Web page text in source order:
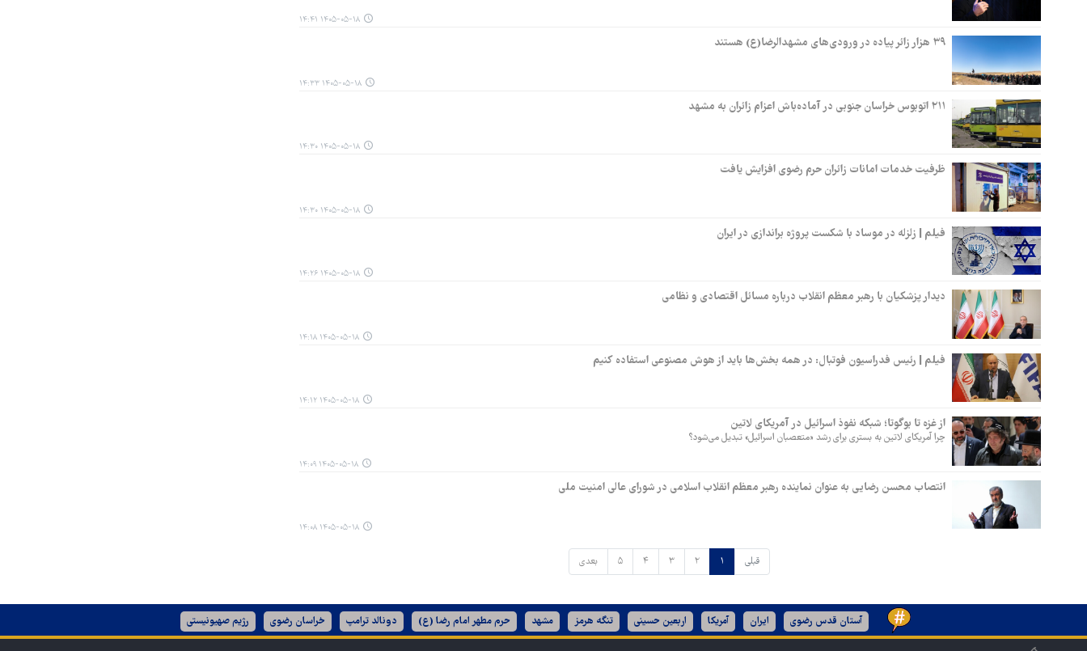
۱۴۰۵-۰۵-۱۸ ۱۴:۴۱
۳۹ هزار زائر پیاده در ورودی‌های مشهدالرضا(ع) هستند
۱۴۰۵-۰۵-۱۸ ۱۴:۳۳
۲۱۱ اتوبوس خراسان جنوبی در آماده‌باش اعزام زائران به مشهد
۱۴۰۵-۰۵-۱۸ ۱۴:۳۰
ظرفیت خدمات امانات زائران حرم رضوی افزایش یافت
۱۴۰۵-۰۵-۱۸ ۱۴:۳۰
فیلم | زلزله در موساد با شکست پروژه براندازی در ایران
۱۴۰۵-۰۵-۱۸ ۱۴:۲۶
دیدار پزشکیان با رهبر معظم انقلاب درباره مسائل اقتصادی و نظامی
۱۴۰۵-۰۵-۱۸ ۱۴:۱۸
فیلم | رئیس فدراسیون فوتبال: در همه بخش‌ها باید از هوش مصنوعی استفاده کنیم
۱۴۰۵-۰۵-۱۸ ۱۴:۱۲
از غزه تا بوگوتا؛ شبکه نفوذ اسرائیل در آمریکای لاتین
چرا آمریکای لاتین به بستری برای رشد «متعصبان اسرائیل» تبدیل می‌شود؟
۱۴۰۵-۰۵-۱۸ ۱۴:۰۹
انتصاب محسن رضایی به عنوان نماینده رهبر معظم انقلاب اسلامی در شورای عالی امنیت ملی
۱۴۰۵-۰۵-۱۸ ۱۴:۰۸
قبلی ۱ ۲ ۳ ۴ ۵ بعدی
آستان قدس رضوی ایران آمریکا اربعین حسینی تنگه هرمز مشهد حرم مطهر امام رضا (ع) دونالد ترامپ خراسان رضوی رژیم صهیونیستی